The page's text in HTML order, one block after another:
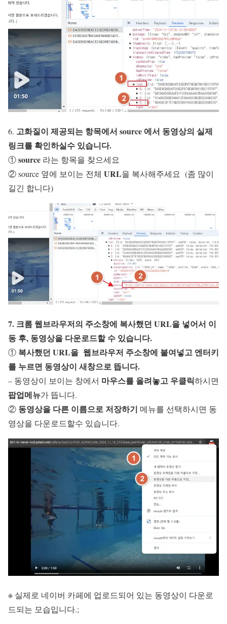
6. 고화질이 제공되는 항목에서 source 에서 동영상의 실제
링크를 확인하실수 있습니다.
①source 라는 항목을 찾으세요
② source 옆에 보이는 전체 URL을 복사해주세요 (좀 많이
길긴 합니다)
7. 크롬 웹브라우저의 주소창에 복사했던 URL을 넣어서 이
동 후, 동영상을 다운로드할 수 있습니다.
① 복사했던 URL을 웹브라우저 주소창에 붙여넣고 엔터키
를 누르면 동영상이 새창으로 뜹니다.
– 동영상이 보이는 창에서 마우스를 올려놓고 우클릭하시면
팝업메뉴가 뜹니다.
② 동영상을 다른 이름으로 저장하기 메뉴를 선택하시면 동
영상을 다운로드할수 있습니다.
※ 실제로 네이버 카페에 업로드되어 있는 동영상이 다운로
드되는 모습입니다.;